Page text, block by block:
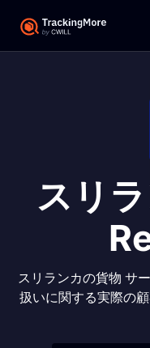
スリ
スリランカの貨物 サ
扱いに関する実際の